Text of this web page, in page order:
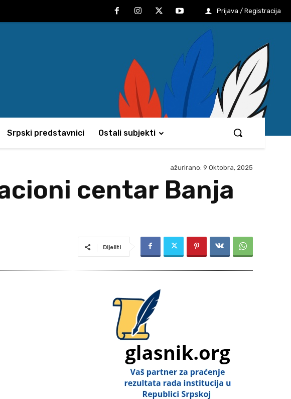
Prijava / Registracija
Srpski predstavnici Ostali subjekti
ažurirano: 9 Oktobra, 2025
centar Banja
Dijeliti